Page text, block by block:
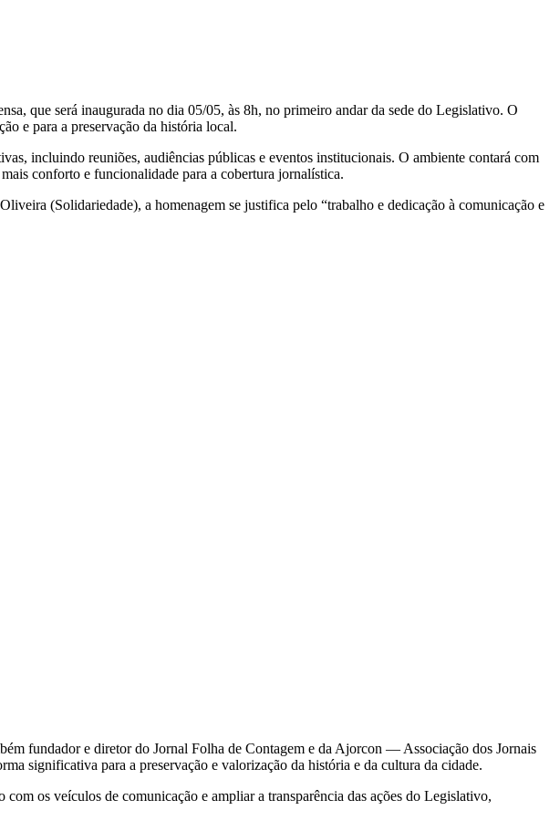
que será inaugurada no dia 05/05, às 8h, no primeiro andar da sede do Legislativo. O
e para a preservação da história local.
incluindo reuniões, audiências públicas e eventos institucionais. O ambiente contará com
conforto e funcionalidade para a cobertura jornalística.
(Solidariedade), a homenagem se justifica pelo “trabalho e dedicação à comunicação e
fundador e diretor do Jornal Folha de Contagem e da Ajorcon — Associação dos Jornais
significativa para a preservação e valorização da história e da cultura da cidade.
os veículos de comunicação e ampliar a transparência das ações do Legislativo,